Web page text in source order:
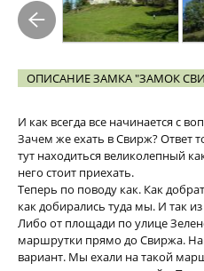
ОПИСАНИЕ ЗАМКА "ЗАМОК
И как всегда все начинается с
Зачем же ехать в Свирж? Ответ
тут находиться великолепный
него стоит приехать.
Теперь по поводу как. Как
как добирались туда мы. И так
Либо от площади по улице
маршрутки прямо до Свиржа.
вариант. Мы ехали на такой